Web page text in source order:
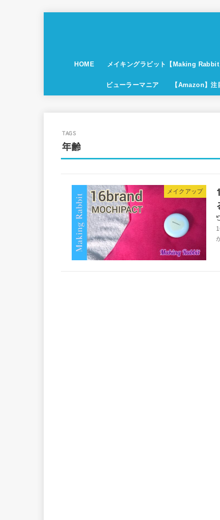
HOME メイキングラビット【Making
ビューラーマニア 【Amazon】
年齢
メイクアップ